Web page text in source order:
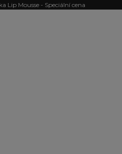
Lip Mousse - Speciální cena